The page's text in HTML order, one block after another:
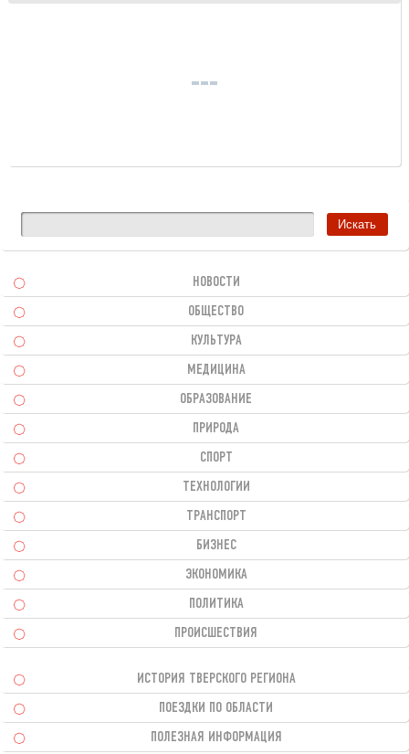
НОВОСТИ
ОБЩЕСТВО
КУЛЬТУРА
МЕДИЦИНА
ОБРАЗОВАНИЕ
ПРИРОДА
СПОРТ
ТЕХНОЛОГИИ
ТРАНСПОРТ
БИЗНЕС
ЭКОНОМИКА
ПОЛИТИКА
ПРОИСШЕСТВИЯ
ИСТОРИЯ ТВЕРСКОГО РЕГИОНА
ПОЕЗДКИ ПО ОБЛАСТИ
ПОЛЕЗНАЯ ИНФОРМАЦИЯ